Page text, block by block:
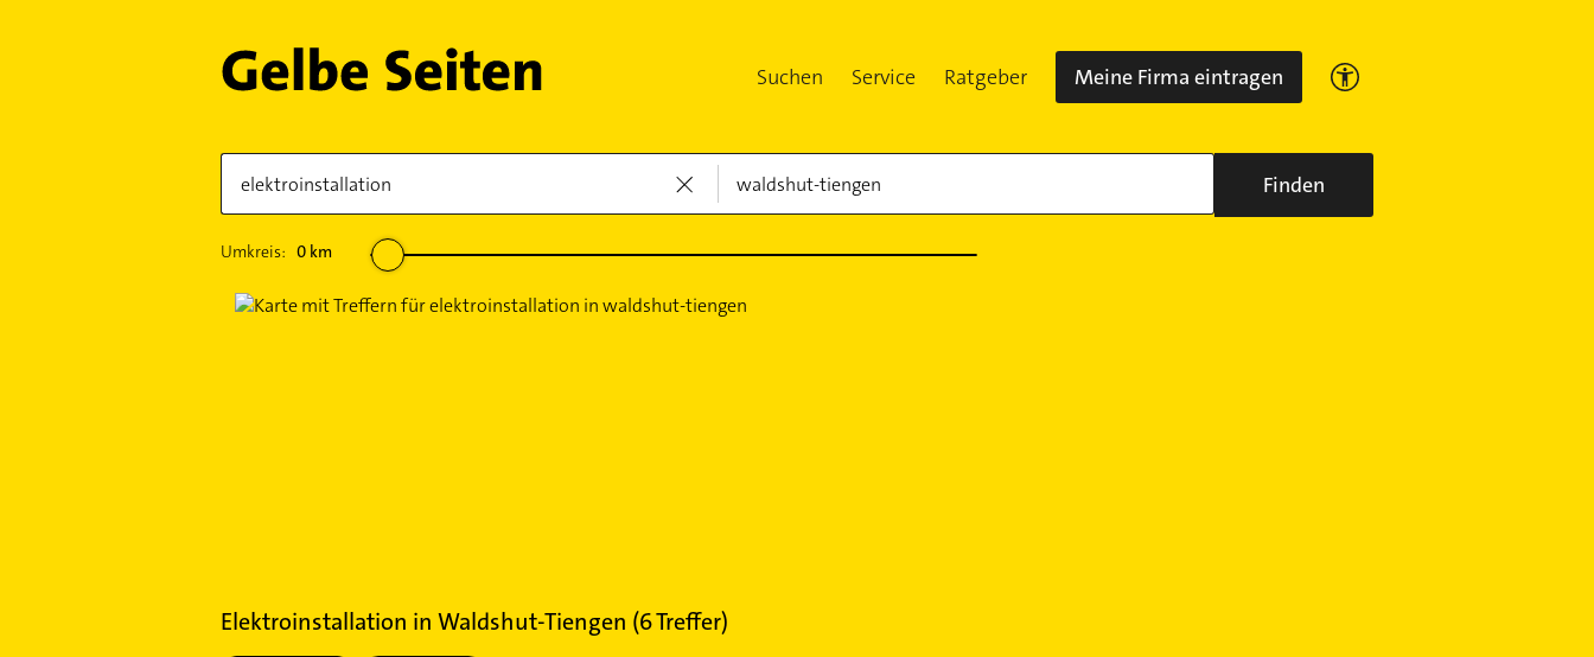
Suchen Service Ratgeber Meine Firma eintragen
Finden
Umkreis: 0km
Elektroinstallation in Waldshut-Tiengen (6Treffer)